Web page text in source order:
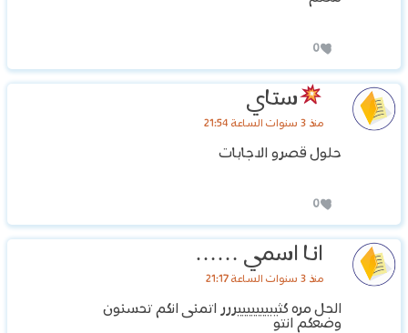
0
ستاي
منذ 3 سنوات الساعة 21:54
حلول قصرو الاجابات
0
انا اسمي ……
منذ 3 سنوات الساعة 21:17
الحل مره كثيبيييييييررر اتمنى انكم تحسنون
وضعكم انتو